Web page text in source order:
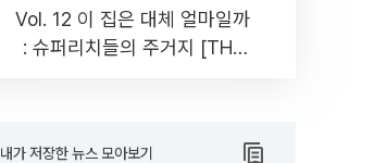
Vol. 12 이 집은 대체 얼마일까
: 슈퍼리치들의 주거지 [THE
내가 저장한 뉴스 모아보기